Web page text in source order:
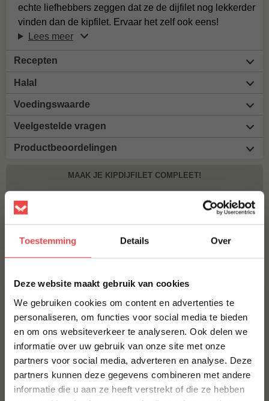
Toestemming Details Over
Deze website maakt gebruik van cookies
We gebruiken cookies om content en advertenties te
personaliseren, om functies voor social media te bieden
en om ons websiteverkeer te analyseren. Ook delen we
informatie over uw gebruik van onze site met onze
partners voor social media, adverteren en analyse. Deze
partners kunnen deze gegevens combineren met andere
informatie die u aan ze heeft verstrekt of die ze hebben
echte liefhebbers zeggen dat ze de dijfilet nog lekkerder
vinden dan de kipfilet. Ervaar het zelf ook eens!
Lees meer
Recepten
Halal
Voedingswaarde
Veelgestelde vragen
Productbeoordelingen
MAAK JE KIPDIJFILET COMPLEET!
€ 9,95
Bestel alles
Procureur
10% korting op je
eerste bestelling*
Schrijf je in voor onze nieuwsbrief en ontvang direct
10% korting op jouw eerste bestelling.